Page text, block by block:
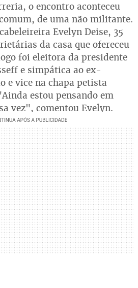
o encontro aconteceu
de uma não militante.
Evelyn Deise, 35
da casa que ofereceu
foi eleitora da presidente
e simpática ao ex-
e vice na chapa petista
estou pensando em
vez", comentou Evelyn.